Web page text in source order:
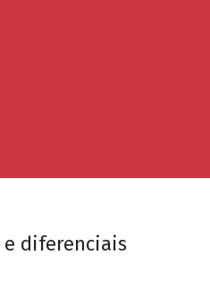
e diferenciais